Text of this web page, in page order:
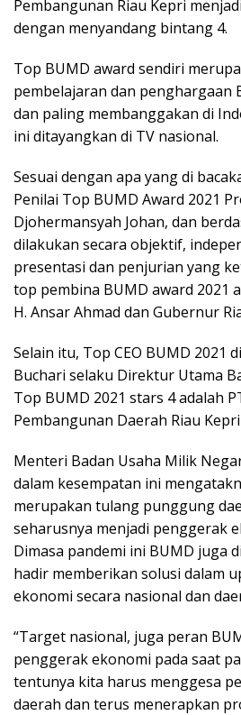
Pembangunan Riau Kepri
dengan menyandang bintang 4.
Top BUMD award sendiri
pembelajaran dan penghargaan
dan paling membanggakan di
ini ditayangkan di TV nasional.
Sesuai dengan apa yang di
Penilai Top BUMD Award 2021
Djohermansyah Johan, dan
dilakukan secara objektif,
presentasi dan penjurian yang
top pembina BUMD award 2021
H. Ansar Ahmad dan Gubernur
Selain itu, Top CEO BUMD 2021
Buchari selaku Direktur Utama
Top BUMD 2021 stars 4 adalah
Pembangunan Daerah Riau Kepri
Menteri Badan Usaha Milik
dalam kesempatan ini
merupakan tulang punggung
seharusnya menjadi penggerak
Dimasa pandemi ini BUMD juga
hadir memberikan solusi dalam
ekonomi secara nasional dan
“Target nasional, juga peran
penggerak ekonomi pada saat
tentunya kita harus menggesa
daerah dan terus menerapkan